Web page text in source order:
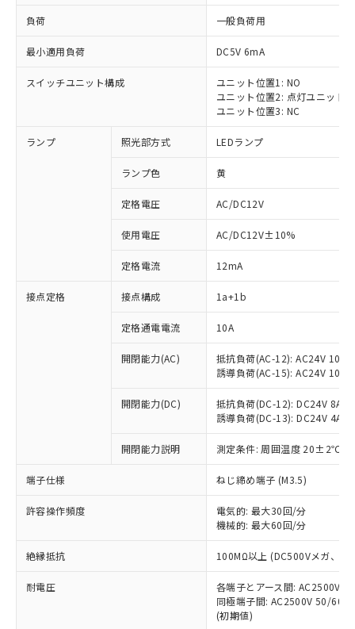
負荷 一般負荷用
最小適用負荷 DC5V 6mA
スイッチユニット構成
ユニット位置1: NO
ユニット位置2: 点灯ユニット
ユニット位置3: NC
ランプ 照光部方式 LEDランプ
ランプ色 黄
定格電圧 AC/DC12V
使用電圧 AC/DC12V±10%
定格電流 12mA
接点定格 接点構成 1a+1b
定格通電電流 10A
開閉能力(AC)
抵抗負荷(AC-12): AC24V 10A/
誘導負荷(AC-15): AC24V
開閉能力(DC)
抵抗負荷(DC-12): DC24V 8A/
誘導負荷(DC-13): DC24V 4A/
開閉能力説明 測定条件: 周囲温度 20±2℃、
端子仕様 ねじ締め端子 (M3.5)
許容操作頻度
電気的: 最大30回/分
機械的: 最大60回/分
絶縁抵抗 100MΩ以上 (DC500Vメガ、点
耐電圧
各端子とアース間: AC2500V
同極端子間: AC2500V 50/
(初期値)
ご利用条件
ご利用ください。
本サービスは、当社制御機器事業取扱
商品の当社在庫状況および標準価格
(税抜)を提供させていただくもので
当社制御機器事業取扱商品の中には、
本サービスの対象外となる商品もある
ことをご了承ください。
在庫状況および標準価格照会結果は、
対応済み：EU RoHS指令（10物質）の
非含有に対応した製品が提供可能な商品で
対応予定：EU RoHS指令（10物質）の非含
有に対応した製品に切り替える予定のある
対応予定なし：EU RoHS指令（10物質）の
非含有に非対応の商品で、対応品を出す予
定はありません。
調査・確認中：EU RoHS指令（10物質）の
非含有の対応状況を調査中または確認中の
害物質有無と関係のない商品です。
仕入先様の事情により、非含有部品として
いたものが、含有品と判明した場合などや
むを得ず変更することがあります。
※1 中国RoHS○×表
「○」：最大均質材料含有率が中国RoHSの
基準値以下であることを示します。
「×」：最大均質材料含有率が中国RoHSの
基準値を超えていることを示します。
「－」：未確認です。当社販売部門へお問
当社は、これら貴社製品のうち、外国
為替および外国貿易法に定める商品